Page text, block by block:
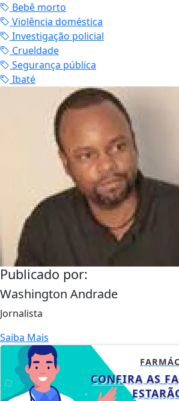
Bebê morto
Violência doméstica
Investigação policial
Crueldade
Segurança pública
Ibaté
Publicado por:
Washington Andrade
Jornalista
Saiba Mais
CONFIRA AS